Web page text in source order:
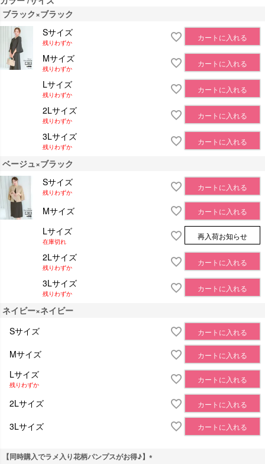
ブラック×ブラック
Sサイズ
残りわずか
カートに入れる
Mサイズ
残りわずか
カートに入れる
Lサイズ
残りわずか
カートに入れる
2Lサイズ
残りわずか
カートに入れる
3Lサイズ
残りわずか
カートに入れる
ベージュ×ブラック
Sサイズ
残りわずか
カートに入れる
Mサイズ カートに入れる
Lサイズ
在庫切れ
再入荷お知らせ
2Lサイズ
残りわずか
カートに入れる
3Lサイズ
残りわずか
カートに入れる
ネイビー×ネイビー
Sサイズ
カートに入れる
Mサイズ カートに入れる
Lサイズ
残りわずか
カートに入れる
2Lサイズ カートに入れる
3Lサイズ カートに入れる
【同時購入でラメ入り花柄パンプスがお得♪】